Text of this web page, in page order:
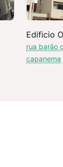
Edificio
rua barão
capanema